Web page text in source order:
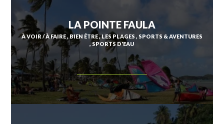
LA POINTE FAULA
À VOIR / À FAIRE BIEN ÊTRE LES PLAGES
SPORTS & AVENTURES
SPORTS D'EAU